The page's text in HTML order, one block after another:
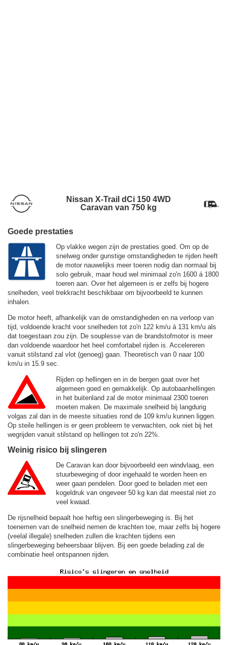
Nissan X-Trail dCi 150 4WD
Caravan van 750 kg
Goede prestaties
Op vlakke wegen zijn de prestaties goed. Om op de
snelweg onder gunstige omstandigheden te rijden heeft
de motor nauwelijks meer toeren nodig dan normaal bij
solo gebruik, maar houd wel minimaal zo'n 1600 á 1800
toeren aan. Over het algemeen is er zelfs bij hogere
snelheden, veel trekkracht beschikbaar om bijvoorbeeld te kunnen
inhalen.
De motor heeft, afhankelijk van de omstandigheden en na verloop van
tijd, voldoende kracht voor snelheden tot zo'n 122 km/u á 131 km/u als
dat toegestaan zou zijn. De souplesse van de brandstofmotor is meer
dan voldoende waardoor het heel comfortabel rijden is. Accelereren
vanuit stilstand zal vlot (genoeg) gaan. Theoretisch van 0 naar 100
km/u in 15.9 sec.
Rijden op hellingen en in de bergen gaat over het
algemeen goed en gemakkelijk. Op autobaanhellingen
in het buitenland zal de motor minimaal 2300 toeren
moeten maken. De maximale snelheid bij langdurig
volgas zal dan in de meeste situaties rond de 109 km/u kunnen liggen.
Op steile hellingen is er geen probleem te verwachten, ook niet bij het
wegrijden vanuit stilstand op hellingen tot zo'n 22%.
Weinig risico bij slingeren
De Caravan kan door bijvoorbeeld een windvlaag, een
stuurbeweging of door ingehaald te worden heen en
weer gaan pendelen. Door goed te beladen met een
kogeldruk van ongeveer 50 kg kan dat meestal niet zo
veel kwaad.
De rijsnelheid bepaalt hoe heftig een slingerbeweging is. Bij het
toenemen van de snelheid nemen de krachten toe, maar zelfs bij hogere
(veelal illegale) snelheden zullen die krachten tijdens een
slingerbeweging beheersbaar blijven. Bij een goede belading zal de
combinatie heel ontspannen rijden.